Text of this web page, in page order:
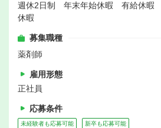
週休2日制 年末年始休暇 有給休暇
休暇
募集職種
薬剤師
雇用形態
正社員
応募条件
未経験者も応募可能 新卒も応募可能